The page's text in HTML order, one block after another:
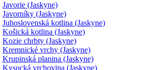
Javorie (Jaskyne)
Javorníky (Jaskyne)
Juhoslovenská kotlina (Jaskyne)
Košická kotlina (Jaskyne)
Kozie chrbty (Jaskyne)
Kremnické vrchy (Jaskyne)
Krupinská planina (Jaskyne)
Kysucká vrchovina (Jaskyne)